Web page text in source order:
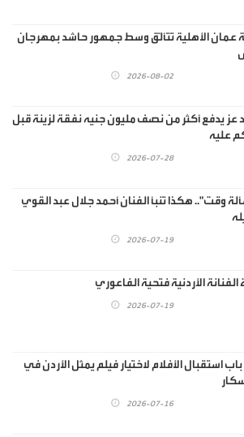
عمان الأهلية تتألّق وسط جمهور حاشد بمهرجان
2026-08-02
عز يدفع أكثر من نصف مليون جنيه نفقة لزينة قبل
عليه
2026-07-28
وقت".. هكذا تنبأ الفنان أحمد جلال عبد القوي
2026-07-19
الفنانة الأردنية فتحية الفاعوري
2026-07-19
استقبال الأفلام لاختيار فيلم يمثل الأردن في
2026-07-16